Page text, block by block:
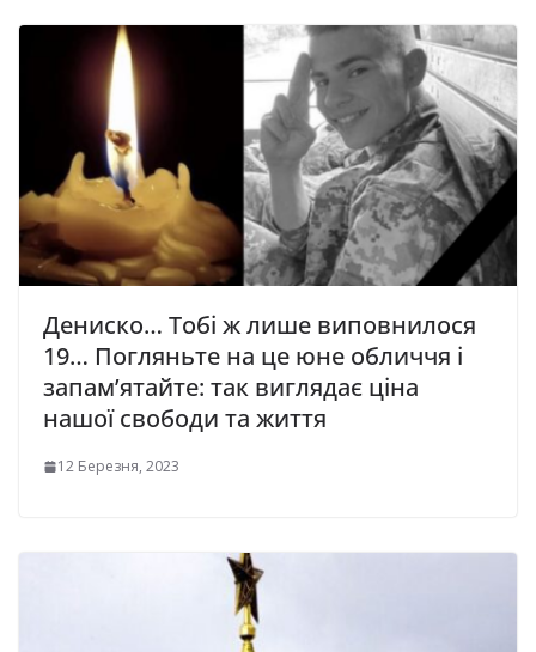
Дениско… Тобі ж лише виповнилося
19… Погляньте на це юне обличчя і
запам’ятайте: так виглядає ціна
нашої свободи та життя
12 Березня, 2023